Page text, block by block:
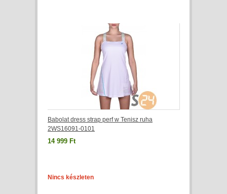
Babolat dress strap perf w Tenisz ruha
2WS16091-0101
14 999 Ft
Nincs készleten